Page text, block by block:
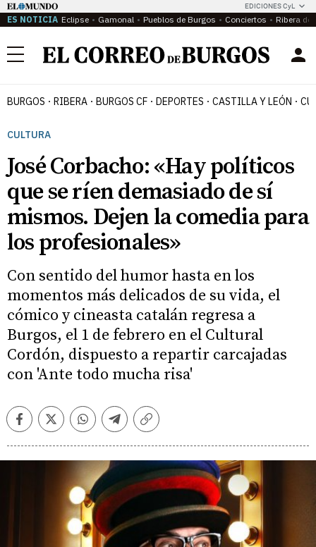
EDICIONES CyL
ES NOTICIA Eclipse Gamonal Pueblos de Burgos Conciertos Ribera del
Menú
BURGOS RIBERA BURGOS CF DEPORTES CASTILLA Y LEÓN
CULTURA
José Corbacho: «Hay políticos
que se ríen demasiado de sí
mismos. Dejen la comedia para
los profesionales»
Con sentido del humor hasta en los
momentos más delicados de su vida, el
cómico y cineasta catalán regresa a
Burgos, el 1 de febrero en el Cultural
Cordón, dispuesto a repartir carcajadas
con 'Ante todo mucha risa'
FacebookTwitterWhatsappTelegramCopiar